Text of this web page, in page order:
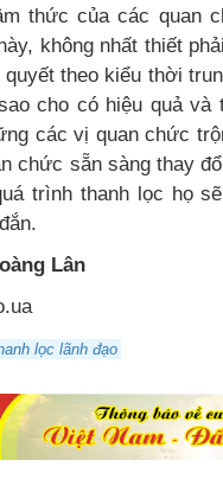
thức của các quan
không nhất thiết
quyết theo kiểu thời
cho có hiệu quả và
các vị quan chức
chức sẵn sàng thay
trình thanh lọc họ
Lân
lọc lãnh đạo